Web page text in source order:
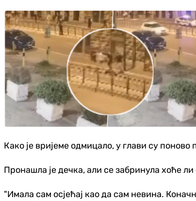
Како је вријеме одмицало, у глави су
Пронашла је дечка, али се забринула хоће
"Имала сам осјећај као да сам невина.